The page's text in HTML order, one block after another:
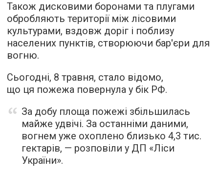
Також дисковими боронами та плугами
обробляють території між лісовими
культурами, вздовж доріг і поблизу
населених пунктів, створюючи бар'єри для
вогню.
Сьогодні, 8 травня, стало відомо,
що ця пожежа повернула у бік РФ.
За добу площа пожежі збільшилась
майже удвічі. За останніми даними,
вогнем уже охоплено близько 4,3 тис.
гектарів, — розповіли у ДП «Ліси
України».